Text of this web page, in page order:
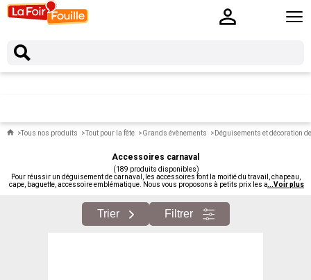
Tous nos produits Tout pour la fête Grands évènements Déguisements et décoration
Accessoires carnaval
(189 produits disponibles)
Pour réussir un déguisement de carnaval, les accessoires font la moitié du travail, chapeau,
cape, baguette, accessoire emblématique. Nous vous proposons à petits prix les accessoires
...Voir plus
Trier Filtrer